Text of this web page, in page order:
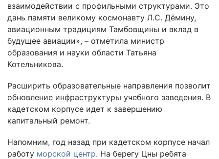
взаимодействии с профильными структурами. Это
дань памяти великому космонавту Л.С. Дёмину,
авиационным традициям Тамбовщины и вклад в
будущее авиации», – отметила министр
образования и науки области Татьяна
Котельникова.
Расширить образовательные направления позволит
обновление инфраструктуры учебного заведения. В
кадетском корпусе идет к завершению
капитальный ремонт.
Напомним, год назад при кадетском корпусе начал
работу морской центр. На берегу Цны ребята